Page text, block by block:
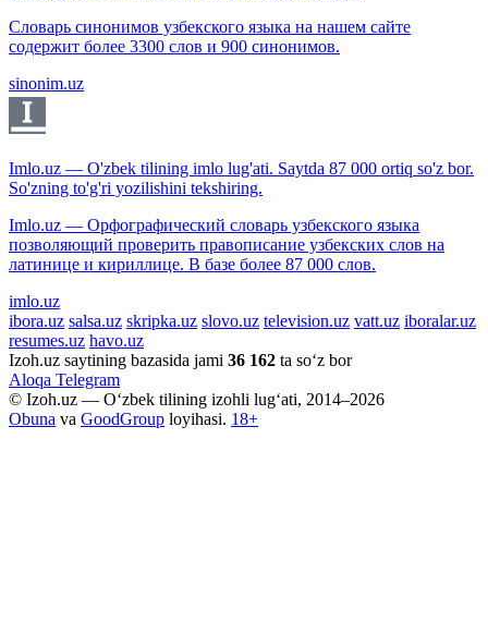
Словарь синонимов узбекского языка на нашем сайте
содержит более 3300 слов и 900 синонимов.
sinonim.uz
Imlo.uz — O'zbek tilining imlo lug'ati. Saytda 87 000 ortiq so'z bor.
So'zning to'g'ri yozilishini tekshiring.
Imlo.uz — Орфографический словарь узбекского языка
позволяющий проверить правописание узбекских слов на
латинице и кириллице. В базе более 87 000 слов.
imlo.uz
ibora.uz salsa.uz skripka.uz slovo.uz television.uz vatt.uz iboralar.uz
resumes.uz havo.uz
Izoh.uz saytining bazasida jami 36 162 ta so‘z bor
Aloqa Telegram
© Izoh.uz — O‘zbek tilining izohli lug‘ati, 2014–2026
Obuna va GoodGroup loyihasi. 18+